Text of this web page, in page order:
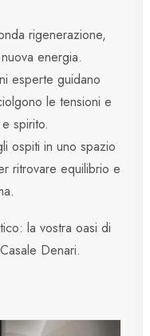
rigenerazione,
energia.
esperte guidano
le tensioni e
spirito.
ospiti in uno spazio
ritrovare equilibrio e
la vostra oasi di
Denari.